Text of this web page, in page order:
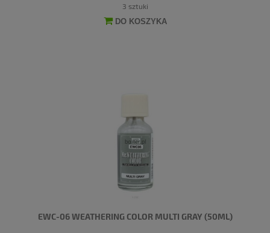
3 sztuki
DO KOSZYKA
EWC-06 WEATHERING COLOR MULTI GRAY (50ML)